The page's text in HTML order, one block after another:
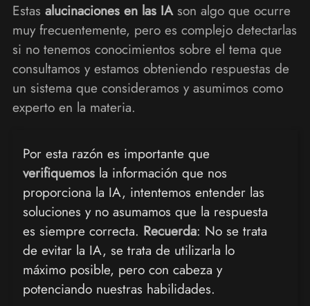
Estas alucinaciones en las IAson algo que ocurre
muy frecuentemente, pero es complejo detectarlas
si no tenemos conocimientos sobre el tema que
consultamos y estamos obteniendo respuestas de
un sistema que consideramos y asumimos como
experto en la materia.
Por esta razón es importante que
verifiquemosla información que nos
proporciona la IA, intentemos entender las
soluciones y no asumamos que la respuesta
es siempre correcta. Recuerda: No se trata
de evitar la IA, se trata de utilizarla lo
máximo posible, pero con cabeza y
potenciando nuestras habilidades.